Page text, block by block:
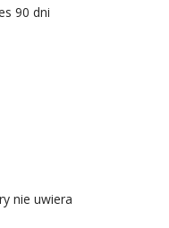
90 dni
nie uwiera